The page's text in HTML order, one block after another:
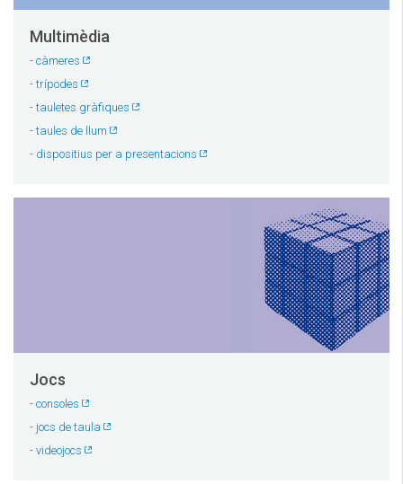
Multimèdia
- càmeres
-trípodes
-tauletes gràfiques
-taules de llum
- dispositius per a presentacions
Jocs
- consoles
- jocs de taula
- videojocs